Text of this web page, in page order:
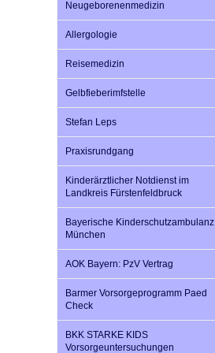
Neugeborenenmedizin
Allergologie
Reisemedizin
Gelbfieberimfstelle
Stefan Leps
Praxisrundgang
Kinderärztlicher Notdienst im
Landkreis Fürstenfeldbruck
Bayerische Kinderschutzambulanz
München
AOK Bayern: PzV Vertrag
Barmer Vorsorgeprogramm Paed
Check
BKK STARKE KIDS
Vorsorgeuntersuchungen